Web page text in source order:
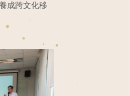
成跨文化移